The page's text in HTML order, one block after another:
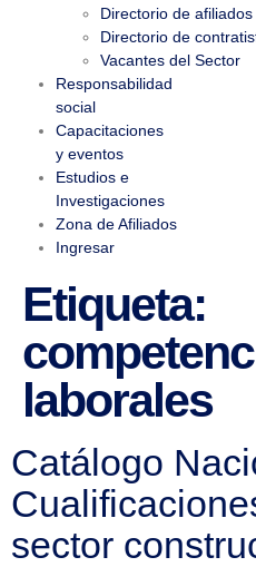
Directorio de afiliados
Directorio de
Vacantes del Sector
Responsabilidad
social
Capacitaciones
y eventos
Estudios e
Investigaciones
Zona de Afiliados
Ingresar
Etiqueta:
laborales
Catálogo
sector